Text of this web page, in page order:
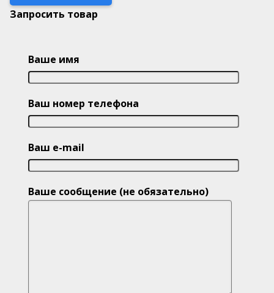
Запросить товар
Ваше имя
Ваш номер телефона
Ваш e-mail
Ваше сообщение (не обязательно)